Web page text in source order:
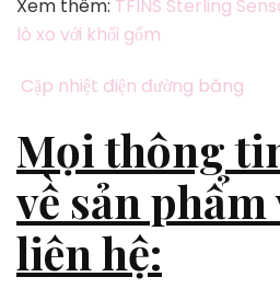
Xem thêm: TFINS Sterling
lò xo với khối gốm
Cặp nhiệt điện đường băng
Mọi thông
về sản
liên hệ: